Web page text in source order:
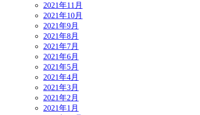
2021年11月
2021年10月
2021年9月
2021年8月
2021年7月
2021年6月
2021年5月
2021年4月
2021年3月
2021年2月
2021年1月